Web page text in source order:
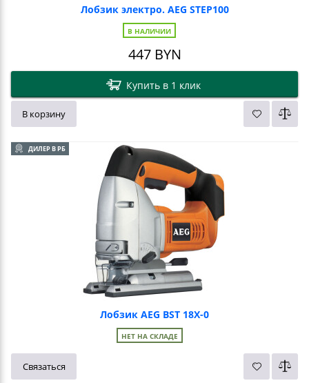
Лобзик электро. AEG STEP100
В НАЛИЧИИ
447BYN
Купить в 1 клик
В корзину
ДИЛЕР В РБ
Лобзик AEG BST 18X-0
НЕТ НА СКЛАДЕ
Связаться